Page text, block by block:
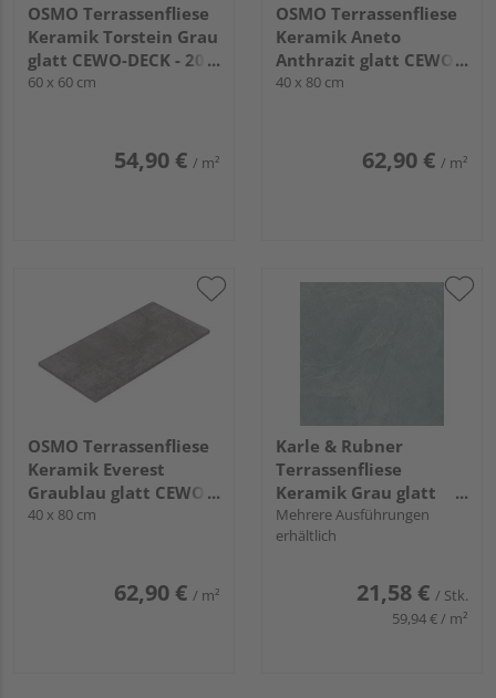
OSMO Terrassenfliese
Keramik Torstein Grau
glatt CEWO-DECK - 20
mm stark
60 x 60 cm
54,90 € / m²
OSMO Terrassenfliese
Keramik Aneto
Anthrazit glatt CEWO-
DECK - 20 mm stark
40 x 80 cm
62,90 € / m²
OSMO Terrassenfliese
Keramik Everest
Graublau glatt CEWO-
DECK - 20 mm stark
40 x 80 cm
62,90 € / m²
Karle & Rubner
Terrassenfliese
Keramik Grau glatt
TERRACON® Ardesia -
20 mm stark
Mehrere Ausführungen
erhältlich
21,58 € / Stk.
59,94 € / m²